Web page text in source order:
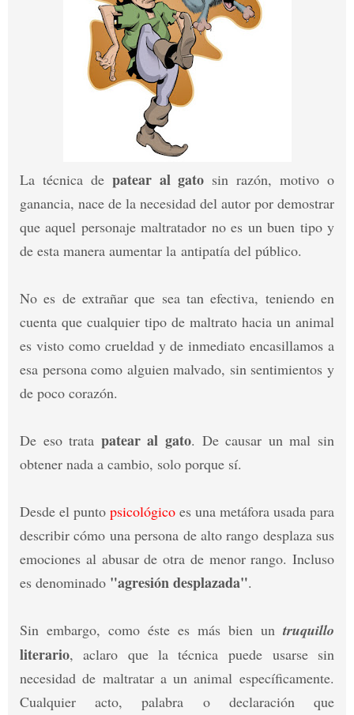
La técnica de patear al gato sin razón, motivo o
ganancia, nace de la necesidad del autor por demostrar
que aquel personaje maltratador no es un buen tipo y
de esta manera aumentar la antipatía del público.
No es de extrañar que sea tan efectiva, teniendo en
cuenta que cualquier tipo de maltrato hacia un animal
es visto como crueldad y de inmediato encasillamos a
esa persona como alguien malvado, sin sentimientos y
de poco corazón.
De eso trata patear al gato. De causar un mal sin
obtener nada a cambio, solo porque sí.
Desde el punto psicológico es una metáfora usada para
describir cómo una persona de alto rango desplaza sus
emociones al abusar de otra de menor rango. Incluso
es denominado "agresión desplazada".
Sin embargo, como éste es más bien untruquillo
literario, aclaro que la técnica puede usarse sin
necesidad de maltratar a un animal específicamente.
Cualquier acto, palabra o declaración que